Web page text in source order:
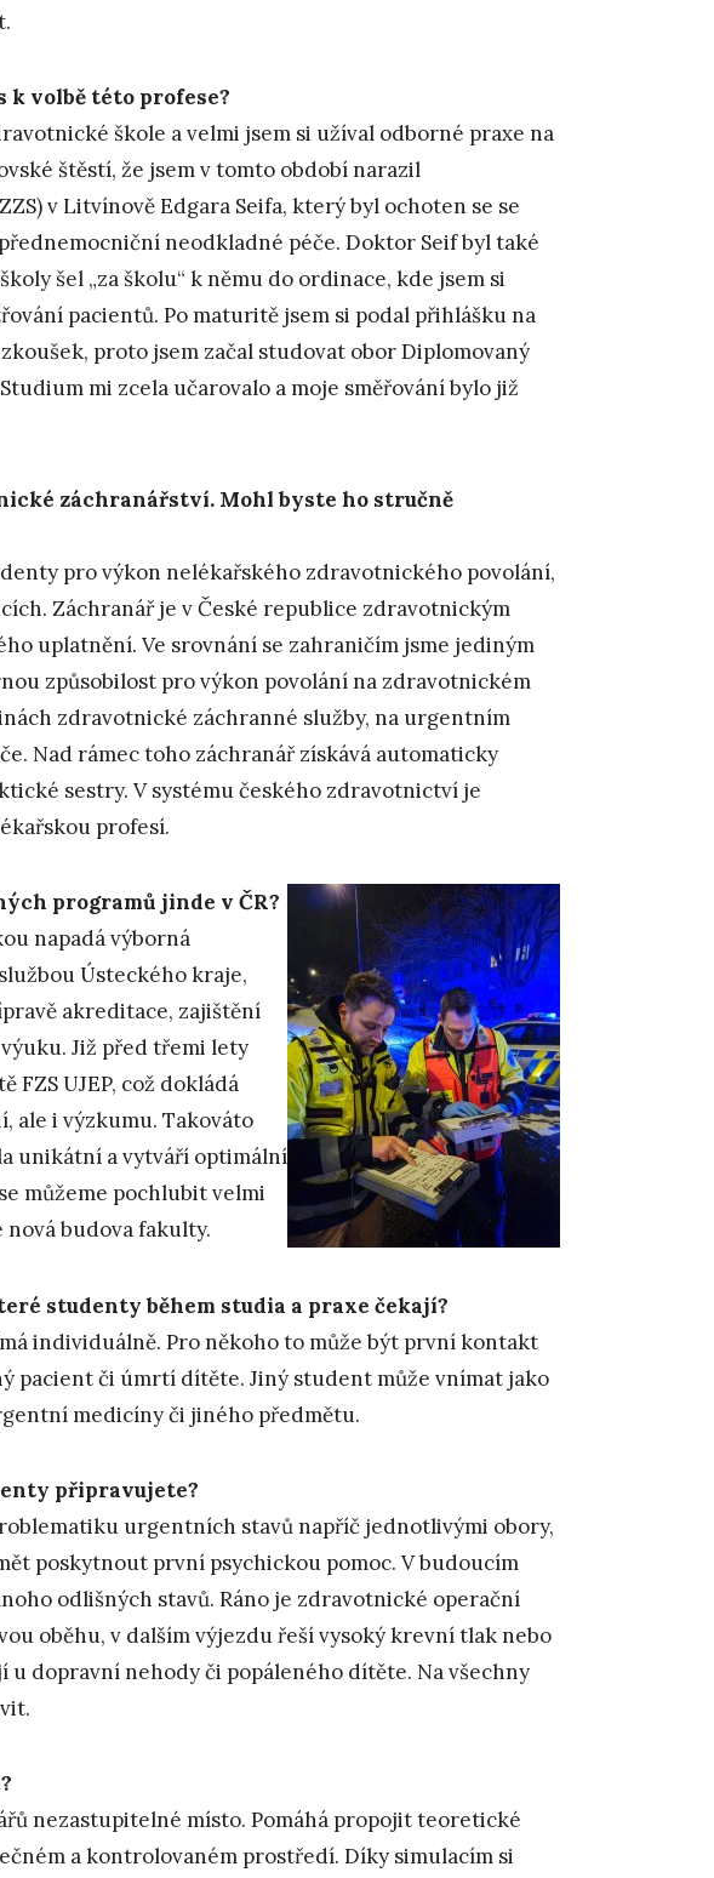
k volbě této profese?
škole a velmi jsem si užíval odborné praxe na
štěstí, že jsem v tomto období narazil
v Litvínově Edgara Seifa, který byl ochoten se se
neodkladné péče. Doktor Seif byl také
šel „za školu“ k němu do ordinace, kde jsem si
pacientů. Po maturitě jsem si podal přihlášku na
proto jsem začal studovat obor Diplomovaný
mi zcela učarovalo a moje směřování bylo již
záchranářství. Mohl byste ho stručně
pro výkon nelékařského zdravotnického povolání,
Záchranář je v České republice zdravotnickým
uplatnění. Ve srovnání se zahraničím jsme jediným
způsobilost pro výkon povolání na zdravotnickém
zdravotnické záchranné služby, na urgentním
Nad rámec toho záchranář získává automaticky
sestry. V systému českého zdravotnictví je
profesí.
programů jinde v ČR?
napadá výborná
Ústeckého kraje,
akreditace, zajištění
Již před třemi lety
FZS UJEP, což dokládá
ale i výzkumu. Takováto
unikátní a vytváří optimální
můžeme pochlubit velmi
budova fakulty.
studenty během studia a praxe čekají?
individuálně. Pro někoho to může být první kontakt
pacient či úmrtí dítěte. Jiný student může vnímat jako
medicíny či jiného předmětu.
připravujete?
urgentních stavů napříč jednotlivými obory,
poskytnout první psychickou pomoc. V budoucím
odlišných stavů. Ráno je zdravotnické operační
oběhu, v dalším výjezdu řeší vysoký krevní tlak nebo
u dopravní nehody či popáleného dítěte. Na všechny
nezastupitelné místo. Pomáhá propojit teoretické
a kontrolovaném prostředí. Díky simulacím si